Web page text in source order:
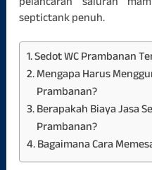
septictank penuh.
Sedot WC Prambanan
Mengapa Harus
Prambanan?
Berapakah Biaya Jasa
Prambanan?
Bagaimana Cara